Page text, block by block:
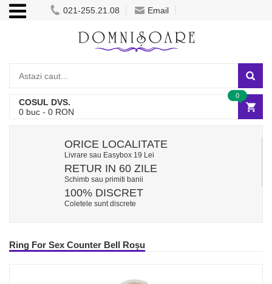
021-255.21.08 Email
COSUL DVS.
0 buc - 0 RON
0
ORICE LOCALITATE
Livrare sau Easybox 19 Lei
RETUR IN 60 ZILE
Schimb sau primiti banii
100% DISCRET
Coletele sunt discrete
Ring For Sex Counter Bell Roșu